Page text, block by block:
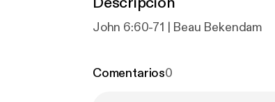
John 6:60-71 | Beau Bekendam
Comentarios0